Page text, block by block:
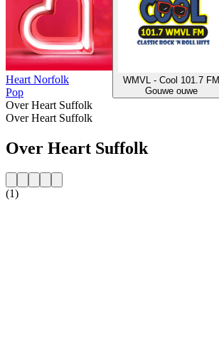
Heart Norfolk
Pop
WMVL - Cool 101.7 FM
Gouwe ouwe
Over Heart Suffolk
Over Heart Suffolk
Over Heart Suffolk
(1)